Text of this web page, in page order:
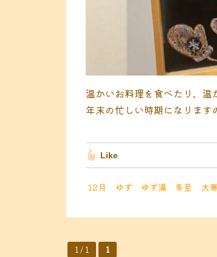
温かいお料理を食べたり、
年末の忙しい時期になりま
Like
12月 ゆず ゆず湯 冬至 大寒
1 / 1 1